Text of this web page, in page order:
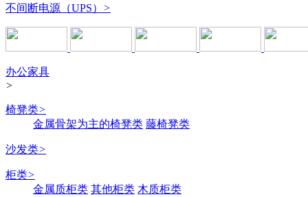
不间断电源（UPS） >
办公家具
>
椅凳类>
金属骨架为主的椅凳类 藤椅凳类
沙发类>
柜类>
金属质柜类 其他柜类 木质柜类